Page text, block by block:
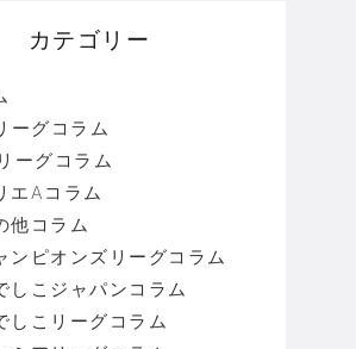
カテゴリー
ーグコラム
ーグコラム
エAコラム
他コラム
ンピオンズリーグコラム
しこジャパンコラム
しこリーグコラム